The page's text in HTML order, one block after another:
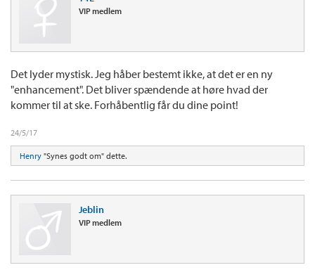
VIP medlem
Det lyder mystisk. Jeg håber bestemt ikke, at det er en ny
"enhancement". Det bliver spændende at høre hvad der
kommer til at ske. Forhåbentlig får du dine point!
24/5/17
Henry "Synes godt om" dette.
Jeblin
VIP medlem